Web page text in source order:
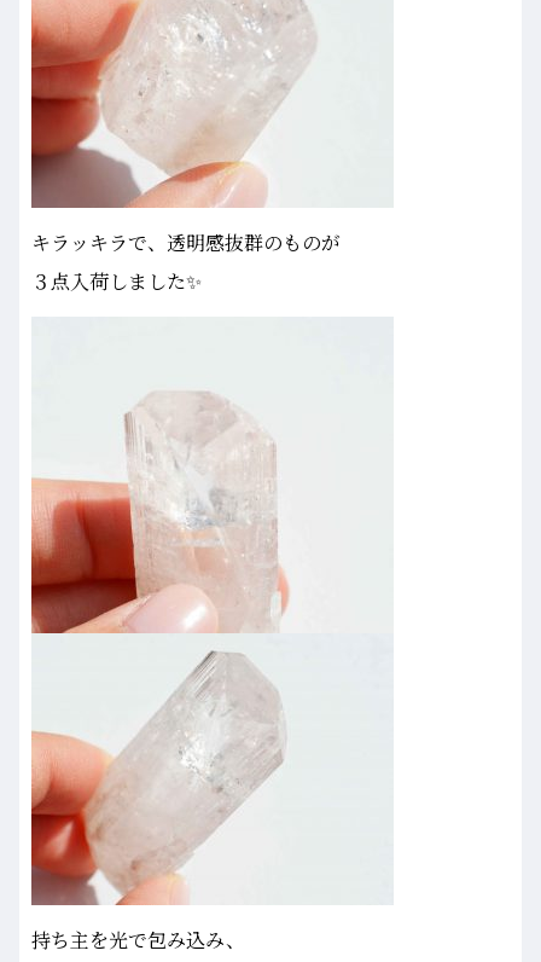
キラッキラで、透明感抜群のものが
３点入荷しました✨
持ち主を光で包み込み、